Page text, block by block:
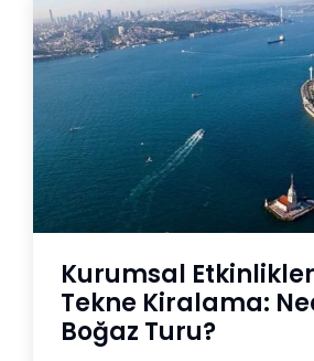
Kurumsal
Tekne Kiralama:
Boğaz Turu?